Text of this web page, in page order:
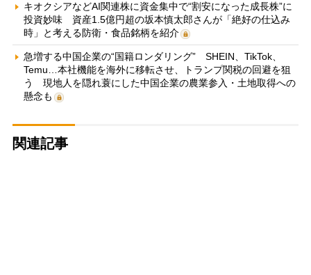
キオクシアなどAI関連株に資金集中で“割安になった成長株”に
投資妙味 資産1.5億円超の坂本慎太郎さんが「絶好の仕込み
時」と考える防衛・食品銘柄を紹介
急増する中国企業の“国籍ロンダリング” SHEIN、TikTok、
Temu…本社機能を海外に移転させ、トランプ関税の回避を狙
う 現地人を隠れ蓑にした中国企業の農業参入・土地取得への
懸念も
関連記事